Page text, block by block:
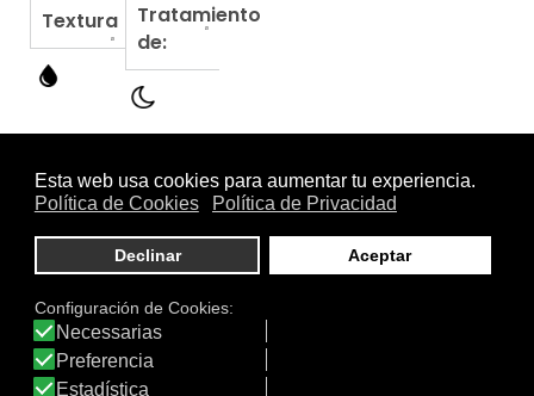
Textura
Tratamiento
de:
Otros productos de SEGLE Biotech Skincare